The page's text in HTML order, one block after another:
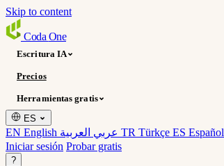
Skip to content
Coda One
Escritura IA
Precios
Herramientas gratis
ES
EN English TR Türkçe ES Español
Iniciar sesión Probar gratis
?